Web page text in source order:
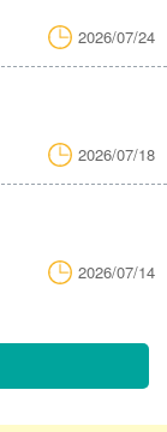
2026/07/24
2026/07/18
2026/07/14